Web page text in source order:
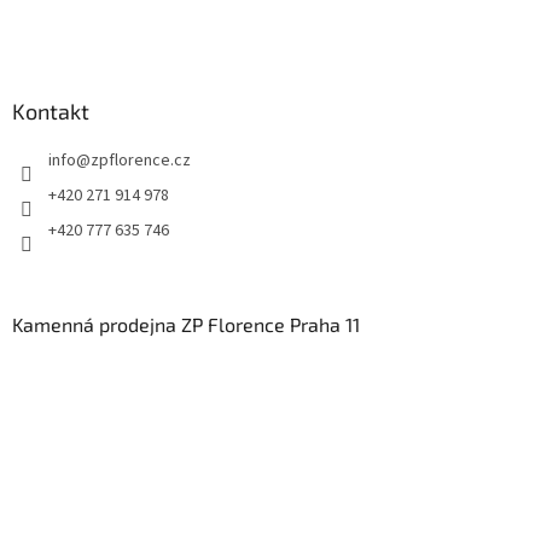
Kontakt
info@zpflorence.cz
+420 271 914 978
+420 777 635 746
Kamenná prodejna ZP Florence Praha 11